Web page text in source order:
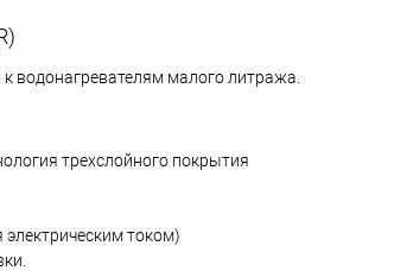
к водонагревателям малого литража.
трехслойного покрытия
током)